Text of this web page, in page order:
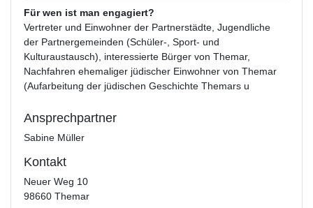
Für wen ist man engagiert?
Vertreter und Einwohner der Partnerstädte, Jugendliche
der Partnergemeinden (Schüler-, Sport- und
Kulturaustausch), interessierte Bürger von Themar,
Nachfahren ehemaliger jüdischer Einwohner von Themar
(Aufarbeitung der jüdischen Geschichte Themars u
Ansprechpartner
Sabine Müller
Kontakt
Neuer Weg 10
98660 Themar